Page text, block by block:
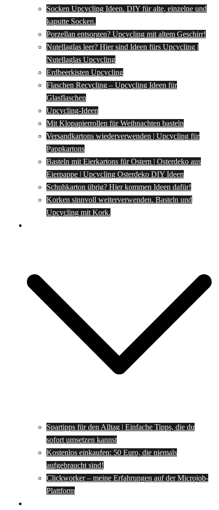
Socken Upcycling Ideen. DIY für alte, einzelne und
kaputte Socken.
Porzellan entsorgen? Upcycling mit altem Geschirr!
Nutellaglas leer? Hier sind Ideen fürs Upcycling |
Nutellaglas Upcycling
Erdbeerkisten Upcycling
Flaschen Recycling – Upcycling Ideen für
Glasflaschen
Upcycling-Ideen
Mit Klopapierrollen für Weihnachten basteln
Versandkartons wiederverwenden | Upcycling für
Pappkartons
Basteln mit Eierkartons für Ostern | Osterdeko aus
Eierpappe | Upcycling Osterdeko DIY Ideen
Schuhkarton übrig? Hier kommen Ideen dafür!
Korken sinnvoll weiterverwenden. Basteln und
Upcycling mit Kork.
Spartipps für den Alltag | Einfache Tipps, die du
sofort umsetzen kannst
Kostenlos einkaufen: 50 Euro, die niemals
aufgebraucht sind!
Clickworker – meine Erfahrungen auf der Microjob-
Plattform